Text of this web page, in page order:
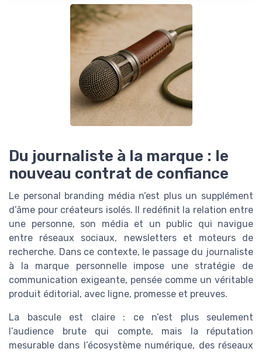
Du journaliste à la marque : le
nouveau contrat de confiance
Le personal branding média n’est plus un supplément
d’âme pour créateurs isolés. Il redéfinit la relation entre
une personne, son média et un public qui navigue
entre réseaux sociaux, newsletters et moteurs de
recherche. Dans ce contexte, le passage du journaliste
à la marque personnelle impose une stratégie de
communication exigeante, pensée comme un véritable
produit éditorial, avec ligne, promesse et preuves.
La bascule est claire : ce n’est plus seulement
l’audience brute qui compte, mais la réputation
mesurable dans l’écosystème numérique, des réseaux